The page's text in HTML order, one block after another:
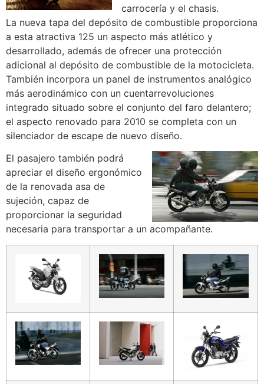
carrocería y el chasis.
La nueva tapa del depósito de combustible proporciona
a esta atractiva 125 un aspecto más atlético y
desarrollado, además de ofrecer una protección
adicional al depósito de combustible de la motocicleta.
También incorpora un panel de instrumentos analógico
más aerodinámico con un cuentarrevoluciones
integrado situado sobre el conjunto del faro delantero;
el aspecto renovado para 2010 se completa con un
silenciador de escape de nuevo diseño.
El pasajero también podrá
apreciar el diseño ergonómico
de la renovada asa de
sujeción, capaz de
proporcionar la seguridad
necesaria para transportar a un acompañante.